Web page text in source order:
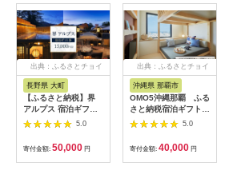
出典：ふるさとチョイ
ス
長野県 大町
【ふるさと納税】界
アルプス 宿泊ギフト
券（15,000円分）
【星野リゾート】
5.0
寄付金額: 50,000 円
出典：ふるさとチョイ
ス
沖縄県 那覇市
OMO5沖縄那覇 ふる
さと納税宿泊ギフト券
(12,000円)
5.0
寄付金額: 40,000 円